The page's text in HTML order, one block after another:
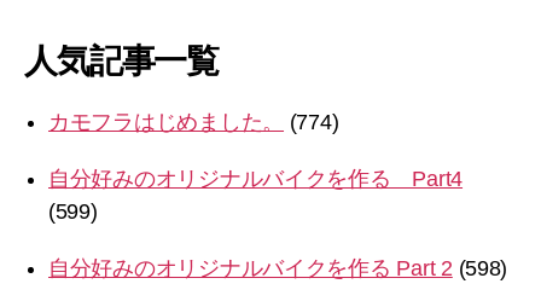
人気記事一覧
カモフラはじめました。 (774)
自分好みのオリジナルバイクを作る Part4
(599)
自分好みのオリジナルバイクを作る Part 2 (598)